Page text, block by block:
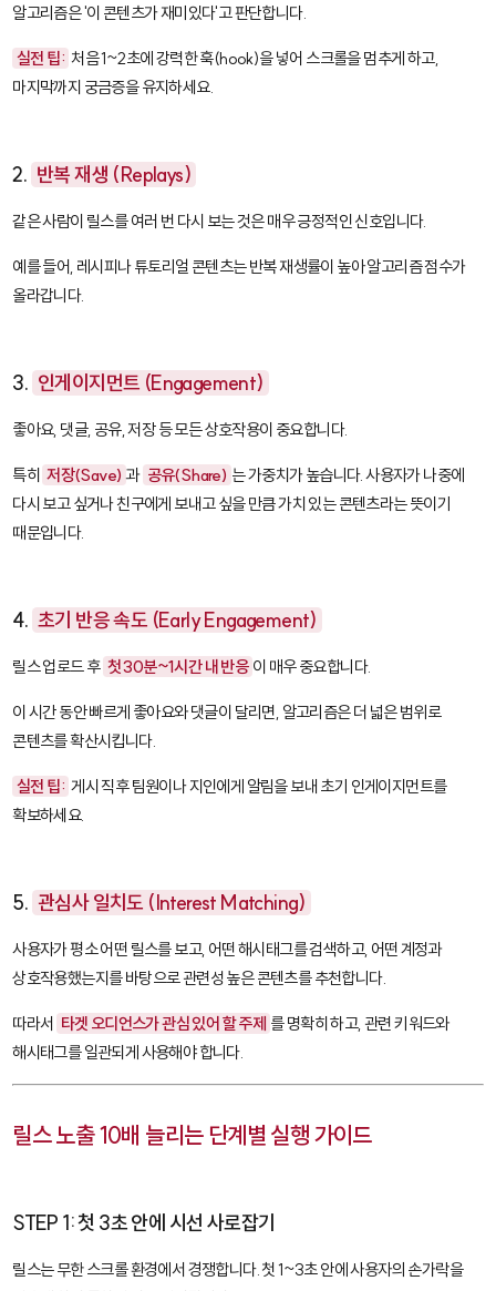
알고리즘은 '이 콘텐츠가 재미있다'고 판단합니다.
실전 팁: 처음 1~2초에 강력한 훅(hook)을 넣어 스크롤을 멈추게 하고,
마지막까지 궁금증을 유지하세요.
2. 반복 재생 (Replays)
같은 사람이 릴스를 여러 번 다시 보는 것은 매우 긍정적인 신호입니다.
예를 들어, 레시피나 튜토리얼 콘텐츠는 반복 재생률이 높아 알고리즘 점수가
올라갑니다.
3. 인게이지먼트 (Engagement)
좋아요, 댓글, 공유, 저장 등 모든 상호작용이 중요합니다.
특히 저장(Save) 과 공유(Share) 는 가중치가 높습니다. 사용자가 나중에
다시 보고 싶거나 친구에게 보내고 싶을 만큼 가치 있는 콘텐츠라는 뜻이기
때문입니다.
4. 초기 반응 속도 (Early Engagement)
릴스 업로드 후 첫 30분~1시간 내 반응 이 매우 중요합니다.
이 시간 동안 빠르게 좋아요와 댓글이 달리면, 알고리즘은 더 넓은 범위로
콘텐츠를 확산시킵니다.
실전 팁: 게시 직후 팀원이나 지인에게 알림을 보내 초기 인게이지먼트를
확보하세요.
5. 관심사 일치도 (Interest Matching)
사용자가 평소 어떤 릴스를 보고, 어떤 해시태그를 검색하고, 어떤 계정과
상호작용했는지를 바탕으로 관련성 높은 콘텐츠를 추천합니다.
따라서 타겟 오디언스가 관심 있어 할 주제 를 명확히 하고, 관련 키워드와
해시태그를 일관되게 사용해야 합니다.
릴스 노출 10배 늘리는 단계별 실행 가이드
STEP 1: 첫 3초 안에 시선 사로잡기
릴스는 무한 스크롤 환경에서 경쟁합니다. 첫 1~3초 안에 사용자의 손가락을